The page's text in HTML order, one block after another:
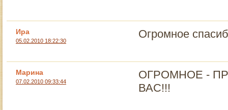
Ира
05.02.2010 18:22:30
Огромное
Марина
07.02.2010 09:33:44
ОГРОМНОЕ -
ВАС!!!